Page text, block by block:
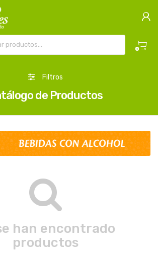
0
Filtros
de Productos
han encontrado
productos